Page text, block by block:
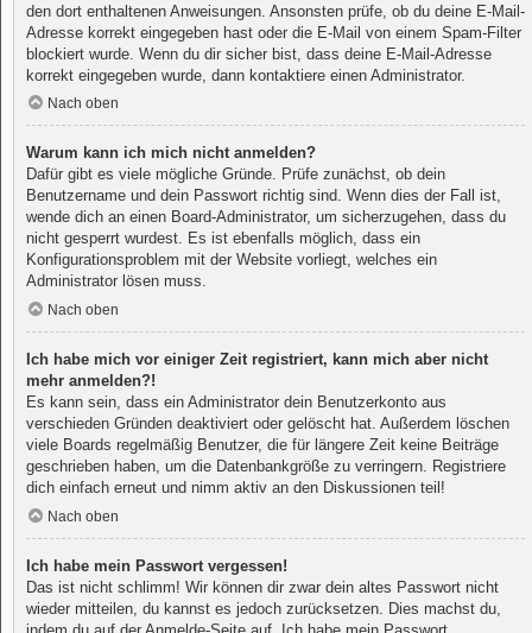
den dort enthaltenen Anweisungen. Ansonsten prüfe, ob du deine E-Mail-
Adresse korrekt eingegeben hast oder die E-Mail von einem Spam-Filter
blockiert wurde. Wenn du dir sicher bist, dass deine E-Mail-Adresse
korrekt eingegeben wurde, dann kontaktiere einen Administrator.
Nach oben
Warum kann ich mich nicht anmelden?
Dafür gibt es viele mögliche Gründe. Prüfe zunächst, ob dein
Benutzername und dein Passwort richtig sind. Wenn dies der Fall ist,
wende dich an einen Board-Administrator, um sicherzugehen, dass du
nicht gesperrt wurdest. Es ist ebenfalls möglich, dass ein
Konfigurationsproblem mit der Website vorliegt, welches ein
Administrator lösen muss.
Nach oben
Ich habe mich vor einiger Zeit registriert, kann mich aber nicht
mehr anmelden?!
Es kann sein, dass ein Administrator dein Benutzerkonto aus
verschieden Gründen deaktiviert oder gelöscht hat. Außerdem löschen
viele Boards regelmäßig Benutzer, die für längere Zeit keine Beiträge
geschrieben haben, um die Datenbankgröße zu verringern. Registriere
dich einfach erneut und nimm aktiv an den Diskussionen teil!
Nach oben
Ich habe mein Passwort vergessen!
Das ist nicht schlimm! Wir können dir zwar dein altes Passwort nicht
wieder mitteilen, du kannst es jedoch zurücksetzen. Dies machst du,